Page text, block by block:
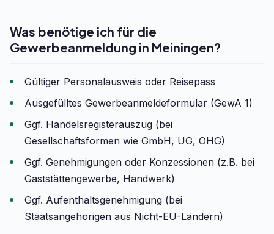
Was benötige ich für die
Gewerbeanmeldung in Meiningen?
Gültiger Personalausweis oder Reisepass
Ausgefülltes Gewerbeanmeldeformular (GewA 1)
Ggf. Handelsregisterauszug (bei
Gesellschaftsformen wie GmbH, UG, OHG)
Ggf. Genehmigungen oder Konzessionen (z.B. bei
Gaststättengewerbe, Handwerk)
Ggf. Aufenthaltsgenehmigung (bei
Staatsangehörigen aus Nicht-EU-Ländern)